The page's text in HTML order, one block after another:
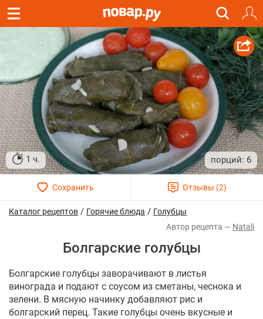
1 ч. 6
Каталог рецептов / Горячие блюда / Голубцы
Natali
Болгарские голубцы
Болгарские голубцы заворачивают в листья
винограда и подают с соусом из сметаны, чеснока и
зелени. В мясную начинку добавляют рис и
болгарский перец. Такие голубцы очень вкусные и